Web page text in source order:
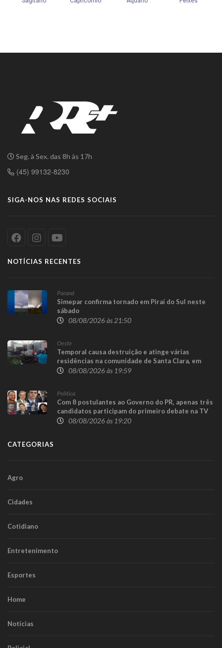
Seg. à Sex. das 8h às 17h
(45) 99132-8230
SIGA-NOS NAS REDES SOCIAIS
NOTÍCIAS RECENTES
Paraná
Simepar confirma tornado em Piraí do Sul neste
sábado
08/08/2026 às 21:50
Oeste
Temporal causa destruição e atinge várias
residências na comunidade de Santa Clara, em
Candói08/08/2026 às 19:59
Política
Com 8 postulantes ao Governo do PR, apenas três
candidatos participam do primeiro debate na TV
08/08/2026 às 19:20
CATEGORIAS
Agro
Cidades
Cotidiano
Entretenimento
Esportes
Home
Notícias